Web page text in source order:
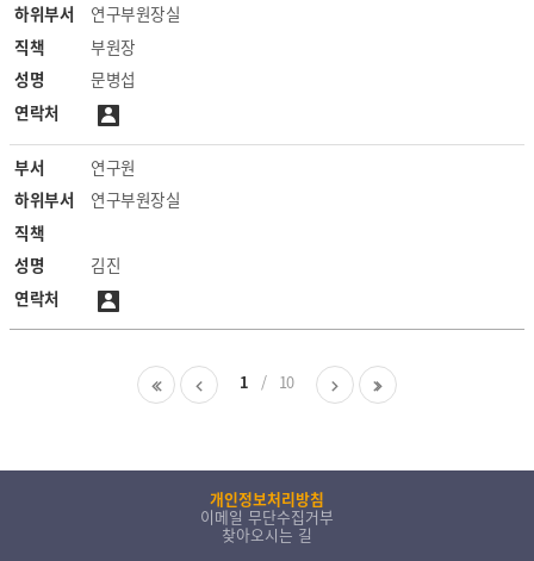
하위부서
연구부원장실
직책
부원장
성명
문병섭
연락처
부서
연구원
하위부서
연구부원장실
직책
성명
김진
연락처
1 10
개인정보처리방침
이메일 무단수집거부
찾아오시는 길